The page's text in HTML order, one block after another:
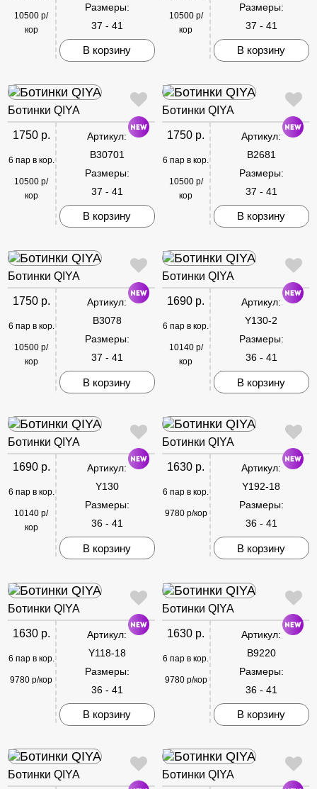
10500 р/
кор
Размеры:
37 - 41
В корзину
10500 р/
кор
Размеры:
37 - 41
В корзину
Ботинки QIYA
1750 р.
6 пар в кор.
10500 р/
кор
Артикул:
B30701
Размеры:
37 - 41
В корзину
Ботинки QIYA
1750 р.
6 пар в кор.
10500 р/
кор
Артикул:
B2681
Размеры:
37 - 41
В корзину
Ботинки QIYA
1750 р.
6 пар в кор.
10500 р/
кор
Артикул:
B3078
Размеры:
37 - 41
В корзину
Ботинки QIYA
1690 р.
6 пар в кор.
10140 р/
кор
Артикул:
Y130-2
Размеры:
36 - 41
В корзину
Ботинки QIYA
1690 р.
6 пар в кор.
10140 р/
кор
Артикул:
Y130
Размеры:
36 - 41
В корзину
Ботинки QIYA
1630 р.
6 пар в кор.
9780 р/кор
Артикул:
Y192-18
Размеры:
36 - 41
В корзину
Ботинки QIYA
1630 р.
6 пар в кор.
9780 р/кор
Артикул:
Y118-18
Размеры:
36 - 41
В корзину
Ботинки QIYA
1630 р.
6 пар в кор.
9780 р/кор
Артикул:
B9220
Размеры:
36 - 41
В корзину
Ботинки QIYA Ботинки QIYA